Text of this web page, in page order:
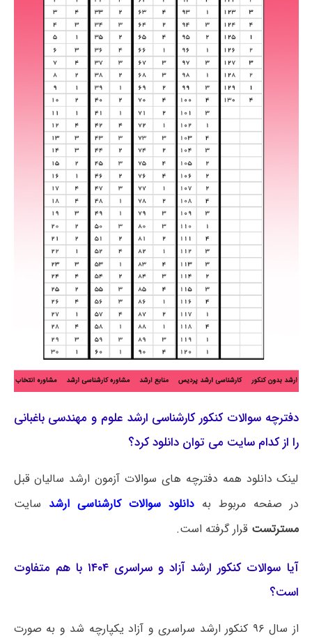
دفترچه سوالات کنکور کارشناسی ارشد علوم و مهندسی باغبانی
را از کدام سایت می توان دانلود کرد؟
لینک دانلود همه دفترچه های سوالات آزمون ارشد سالیان قبل
در صفحه مربوط بهدانلود سوالات کارشناسی ارشد سایت
مسترتست قرار گرفته است.
آیا سوالات کنکور ارشد آزاد و سراسری ۱۴۰۴ با هم متفاوت
است؟
از سال ۹۶ کنکور ارشد سراسری و آزاد یکپارچه شد و به صورت